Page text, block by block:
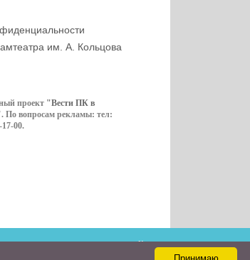
им. А. Кольцова
проект "Вести ПК в
. По вопросам рекламы: тел:
17-00.
Контакты